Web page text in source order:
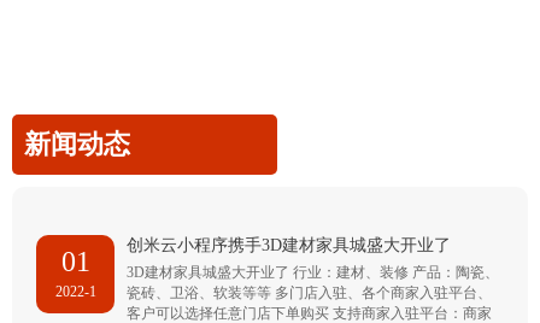
新闻动态
01
2022-1
创米云小程序携手3D建材家具城盛大开业了
3D建材家具城盛大开业了 行业：建材、装修 产品：陶瓷、
瓷砖、卫浴、软装等等 多门店入驻、各个商家入驻平台、
客户可以选择任意门店下单购买 支持商家入驻平台：商家